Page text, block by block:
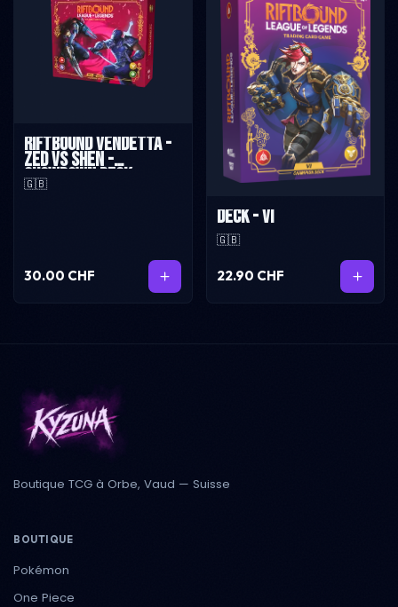
Riftbound Vendetta -
Zed vs Shen -
Showdown Deck
🇬🇧
30.00 CHF
Deck - VI
🇬🇧
22.90 CHF
Boutique TCG à Orbe, Vaud — Suisse
BOUTIQUE
Pokémon
One Piece